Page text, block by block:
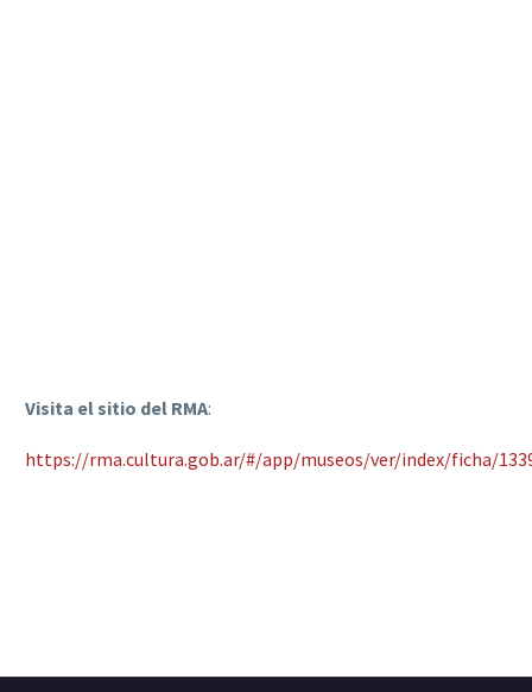
Visita el sitio del RMA:
https://rma.cultura.gob.ar/#/app/museos/ver/index/ficha/